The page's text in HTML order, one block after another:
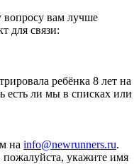
вам лучше
для связи:
ребёнка 8 лет на
есть ли мы в списках или
на info@newrunners.ru.
укажите имя